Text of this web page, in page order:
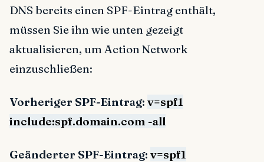
DNS bereits einen SPF-Eintrag enthält,
müssen Sie ihn wie unten gezeigt
aktualisieren, um Action Network
einzuschließen:
Vorheriger SPF-Eintrag: v=spf1
include:spf.domain.com -all
Geänderter SPF-Eintrag: v=spf1